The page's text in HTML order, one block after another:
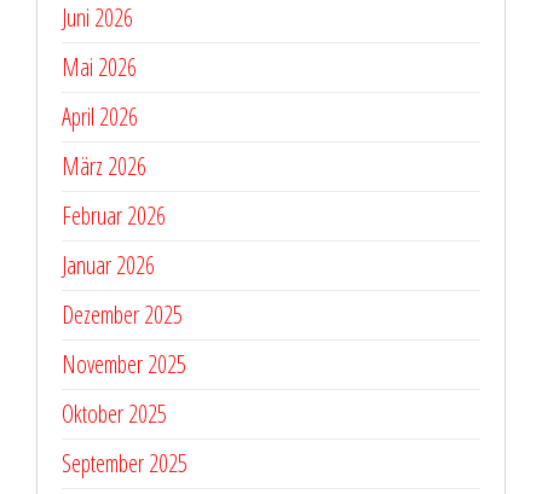
Juni 2026
Mai 2026
April 2026
März 2026
Februar 2026
Januar 2026
Dezember 2025
November 2025
Oktober 2025
September 2025